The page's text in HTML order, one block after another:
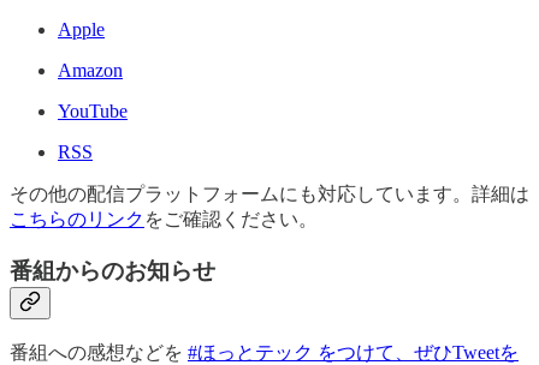
Apple
Amazon
YouTube
RSS
その他の配信プラットフォームにも対応しています。詳細は
こちらのリンク をご確認ください。
番組からのお知らせ
番組への感想などを #ほっとテック をつけて、ぜひTweetを